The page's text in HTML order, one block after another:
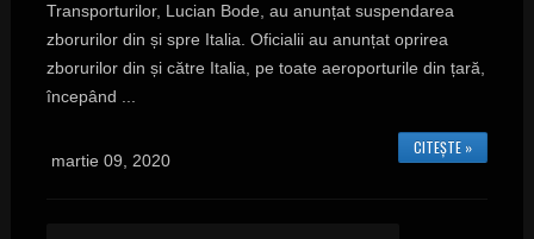
Transporturilor, Lucian Bode, au anunțat suspendarea
zborurilor din și spre Italia. Oficialii au anunțat oprirea
zborurilor din și către Italia, pe toate aeroporturile din țară,
începând ...
CITEȘTE »
martie 09, 2020